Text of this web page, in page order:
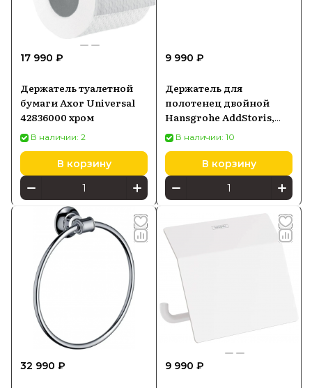
17 990 ₽
Держатель туалетной
бумаги Axor Universal
42836000 хром
В наличии: 2
В корзину
9 990 ₽
Держатель для
полотенец двойной
Hansgrohe AddStoris,
черный матовый
41770670
В наличии: 10
В корзину
32 990 ₽ 9 990 ₽